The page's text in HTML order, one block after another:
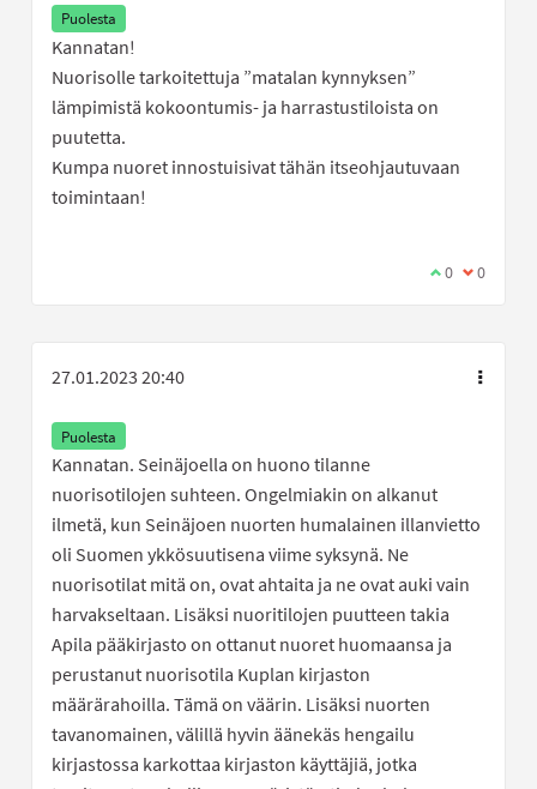
Puolesta
Kannatan!
Nuorisolle tarkoitettuja ”matalan kynnyksen”
lämpimistä kokoontumis- ja harrastustiloista on
puutetta.
Kumpa nuoret innostuisivat tähän itseohjautuvaan
toimintaan!
Olen samaa
0 Olen eri
0
27.01.2023 20:40
Puolesta
Kannatan. Seinäjoella on huono tilanne
nuorisotilojen suhteen. Ongelmiakin on alkanut
ilmetä, kun Seinäjoen nuorten humalainen illanvietto
oli Suomen ykkösuutisena viime syksynä. Ne
nuorisotilat mitä on, ovat ahtaita ja ne ovat auki vain
harvakseltaan. Lisäksi nuoritilojen puutteen takia
Apila pääkirjasto on ottanut nuoret huomaansa ja
perustanut nuorisotila Kuplan kirjaston
määrärahoilla. Tämä on väärin. Lisäksi nuorten
tavanomainen, välillä hyvin äänekäs hengailu
kirjastossa karkottaa kirjaston käyttäjiä, jotka